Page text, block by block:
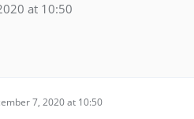
at 10:50
7, 2020 at 10:50